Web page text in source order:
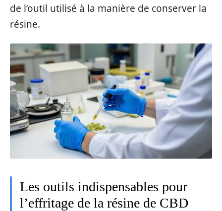
de l’outil utilisé à la manière de conserver la
résine.
Les outils indispensables pour
l’effritage de la résine de CBD